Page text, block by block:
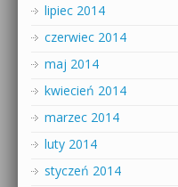
lipiec 2014
czerwiec 2014
maj 2014
kwiecień 2014
marzec 2014
luty 2014
styczeń 2014